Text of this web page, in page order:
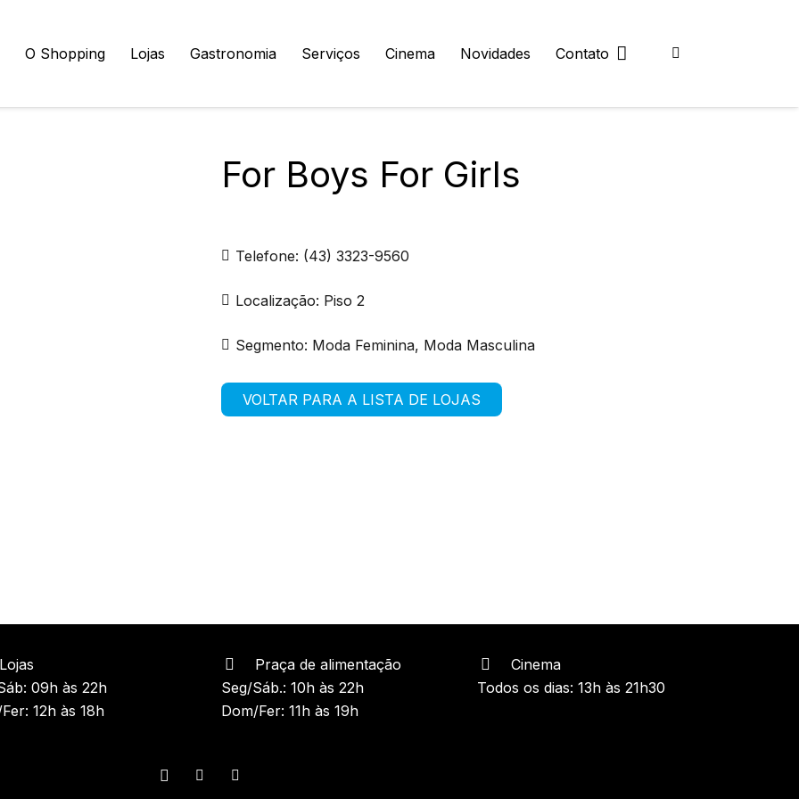
O Shopping Lojas Gastronomia Serviços Cinema Novidades Contato
For Boys For Girls
Telefone: (43) 3323-9560
Localização: Piso 2
Segmento: Moda Feminina, Moda Masculina
VOLTAR PARA A LISTA DE LOJAS
Lojas
09h às 22h
12h às 18h
Praça de alimentação
Seg/Sáb.: 10h às 22h
Dom/Fer: 11h às 19h
Cinema
Todos os dias: 13h às 21h30